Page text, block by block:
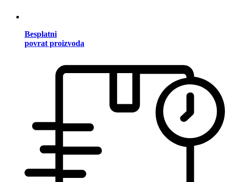
Besplatni
povrat proizvoda